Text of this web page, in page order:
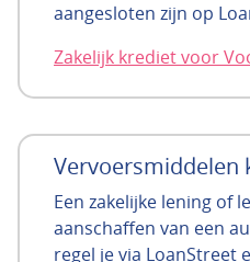
aangesloten zijn op
Zakelijk krediet voor
Vervoersmiddelen
Een zakelijke lening of
aanschaffen van een
regel je via LoanStreet